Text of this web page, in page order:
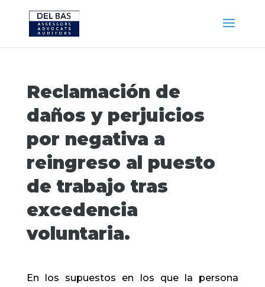
Reclamación de
daños y perjuicios
por negativa a
reingreso al puesto
de trabajo tras
excedencia
voluntaria.
En los supuestos en los que la persona